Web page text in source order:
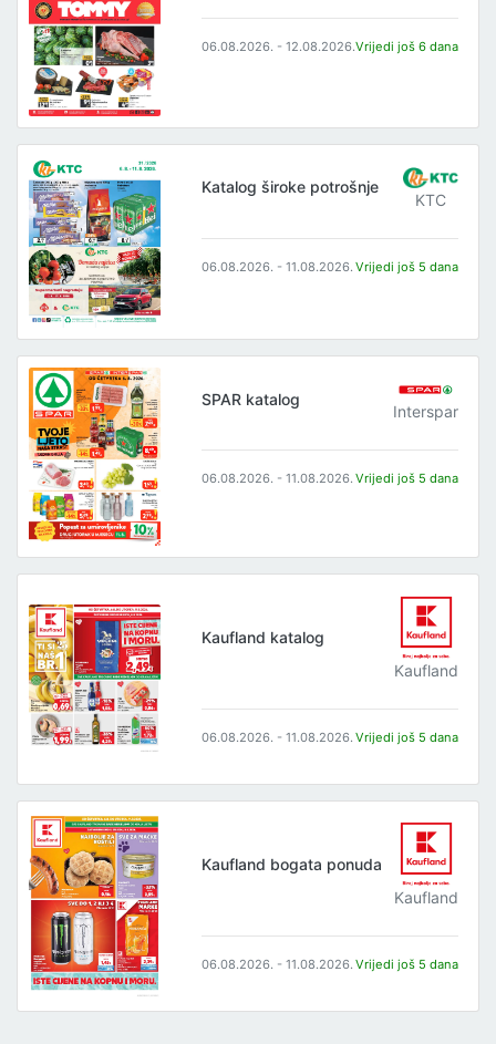
06.08.2026. - 12.08.2026.Vrijedi još 6 dana
Katalog široke potrošnje
KTC
06.08.2026. - 11.08.2026. Vrijedi još 5 dana
SPAR katalog
Interspar
06.08.2026. - 11.08.2026. Vrijedi još 5 dana
Kaufland katalog
Kaufland
06.08.2026. - 11.08.2026. Vrijedi još 5 dana
Kaufland bogata ponuda
Kaufland
06.08.2026. - 11.08.2026. Vrijedi još 5 dana